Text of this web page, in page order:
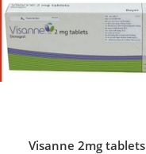
Visanne 2mg tablets